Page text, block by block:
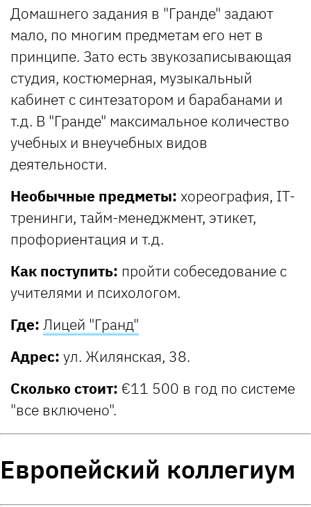
Домашнего задания в "Гранде" задают
мало, по многим предметам его нет в
принципе. Зато есть звукозаписывающая
студия, костюмерная, музыкальный
кабинет с синтезатором и барабанами и
т.д. В "Гранде" максимальное количество
учебных и внеучебных видов
деятельности.
Необычные предметы: хореография, IT-
тренинги, тайм-менеджмент, этикет,
профориентация и т.д.
Как поступить: пройти собеседование с
учителями и психологом.
Где: Лицей "Гранд"
Адрес: ул. Жилянская, 38.
Сколько стоит: €11 500 в год по системе
"все включено".
Европейский коллегиум